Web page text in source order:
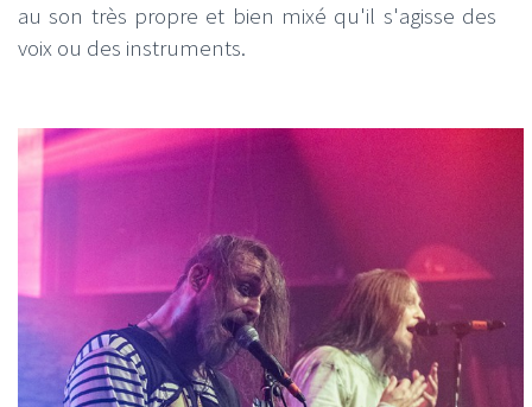
au son très propre et bien mixé qu'il s'agisse des
voix ou des instruments.